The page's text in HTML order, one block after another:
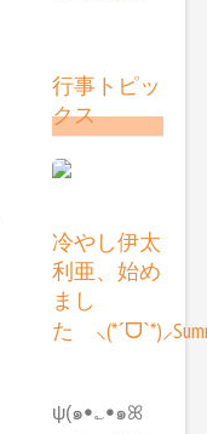
行事トピッ
クス
冷やし伊太
利亜、始め
まし
た
ψ(๑ꔷ؎ꔷ๑ꕤ